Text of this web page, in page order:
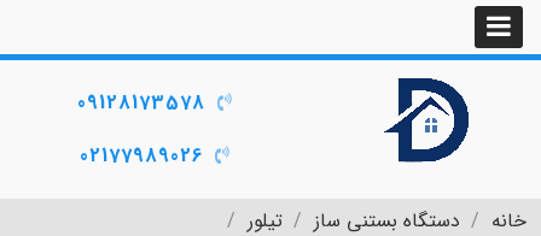
09128173578
02177989026
خانه دستگاه بستنی ساز
تیلور